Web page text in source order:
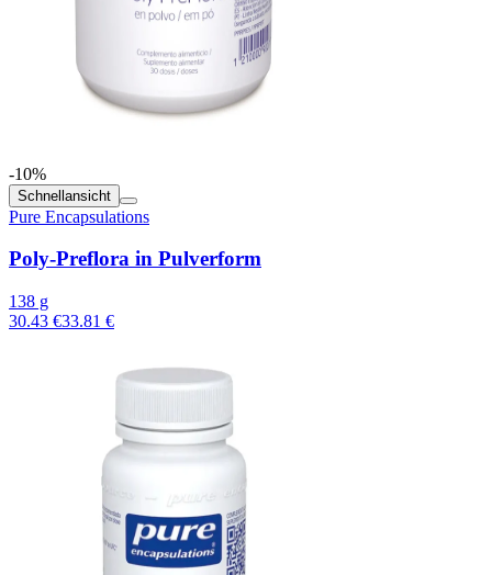
-10%
Schnellansicht
Pure Encapsulations
Poly-Preflora in Pulverform
138 g
30.43 €33.81 €